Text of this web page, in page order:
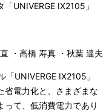
UNIVERGE IX2105」
・高橋 寿真 ・秋葉 達夫
UNIVERGE IX2105」
省電力化と、さまざまな
て、低消費電力であり